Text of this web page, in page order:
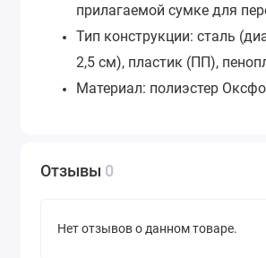
прилагаемой сумке для
Тип конструкции: сталь
2,5 см), пластик (ПП),
Материал: полиэстер
Отзывы 0
Нет отзывов о данном товаре.